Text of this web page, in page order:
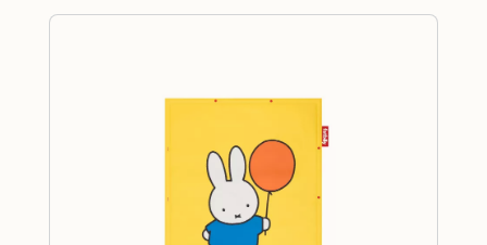
Produktgalerie überspringen